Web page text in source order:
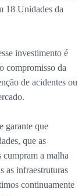
18 Unidades da
investimento é
compromisso da
de acidentes ou
garante que
que as
cumpram a malha
as infraestruturas
continuamente